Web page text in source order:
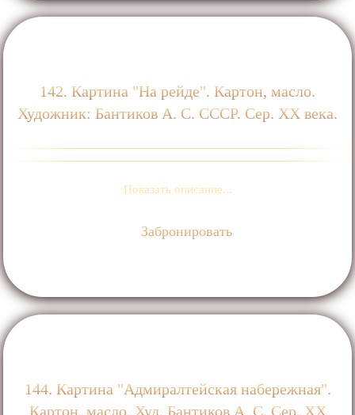
142. Картина "На рейде". Картон, масло.
Художник: Бантиков А. С. СССР. Сер. XX века.
Показать описание...
Забронировать
144. Картина "Адмиралтейская набережная".
Картон, масло. Худ. Бантиков А. С. Сер. ХХ